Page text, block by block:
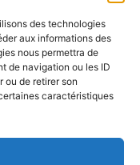
des technologies
aux informations des
nous permettra de
de navigation ou les ID
ou de retirer son
caractéristiques